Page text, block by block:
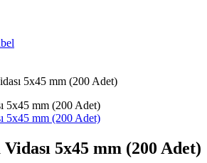
5x45 mm (200 Adet)
5x45 mm (200 Adet)